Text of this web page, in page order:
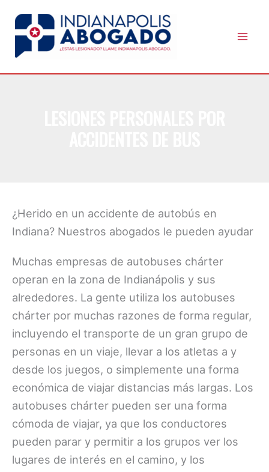
content
¿Herido en un accidente de autobús en
Indiana? Nuestros abogados le pueden ayudar
Muchas empresas de autobuses chárter
operan en la zona de Indianápolis y sus
alrededores. La gente utiliza los autobuses
chárter por muchas razones de forma regular,
incluyendo el transporte de un gran grupo de
personas en un viaje, llevar a los atletas a y
desde los juegos, o simplemente una forma
económica de viajar distancias más largas. Los
autobuses chárter pueden ser una forma
cómoda de viajar, ya que los conductores
pueden parar y permitir a los grupos ver los
lugares de interés en el camino, y los